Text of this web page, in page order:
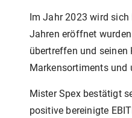
Im Jahr 2023 wird sich
Jahren eröffnet
übertreffen und
Markensortiments und
Mister Spex bestätigt
positive bereinigte